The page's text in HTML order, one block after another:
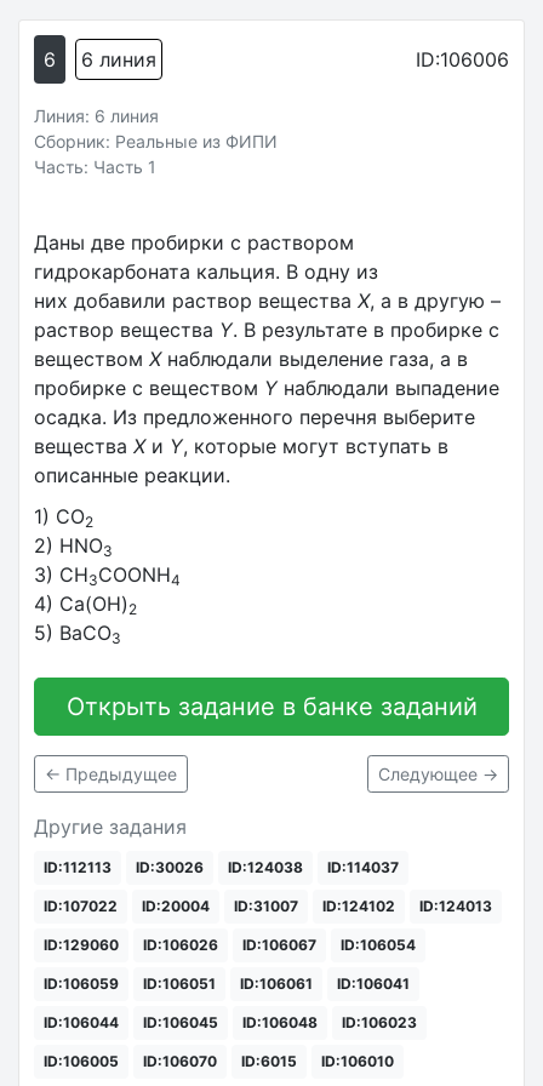
6 6 линия ID:106006
Линия: 6 линия
Сборник: Реальные из ФИПИ
Часть: Часть 1
Даны две пробирки с раствором
гидрокарбоната кальция. В одну из
них добавили раствор вещества X, а в другую –
раствор вещества Y. В результате в пробирке с
веществом Хнаблюдали выделение газа, а в
пробирке с веществом Yнаблюдали выпадение
осадка. Из предложенного перечня выберите
вещества Xи Y, которые могут вступать в
описанные реакции.
1) CO2
2) HNO3
3) CH3COONH4
4) Ca(OH) 2
5) BaCO3
Открыть задание в банке заданий
← Предыдущее Следующее →
Другие задания
ID:112113 ID:30026 ID:124038 ID:114037
ID:107022 ID:20004 ID:31007 ID:124102 ID:124013
ID:129060 ID:106026 ID:106067 ID:106054
ID:106059 ID:106051 ID:106061 ID:106041
ID:106044 ID:106045 ID:106048 ID:106023
ID:106005 ID:106070 ID:6015 ID:106010